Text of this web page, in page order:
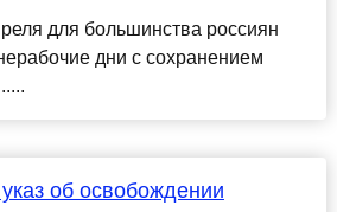
для большинства россиян
дни с сохранением
об освобождении